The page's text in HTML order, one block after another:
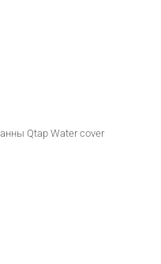
Qtap Water cover